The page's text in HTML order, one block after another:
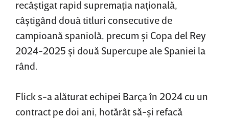
recâştigat rapid supremaţia naţională,
câştigând două titluri consecutive de
campioană spaniolă, precum şi Copa del Rey
2024-2025 şi două Supercupe ale Spaniei la
rând.
Flick s-a alăturat echipei Barça în 2024 cu un
contract pe doi ani, hotărât să-şi refacă